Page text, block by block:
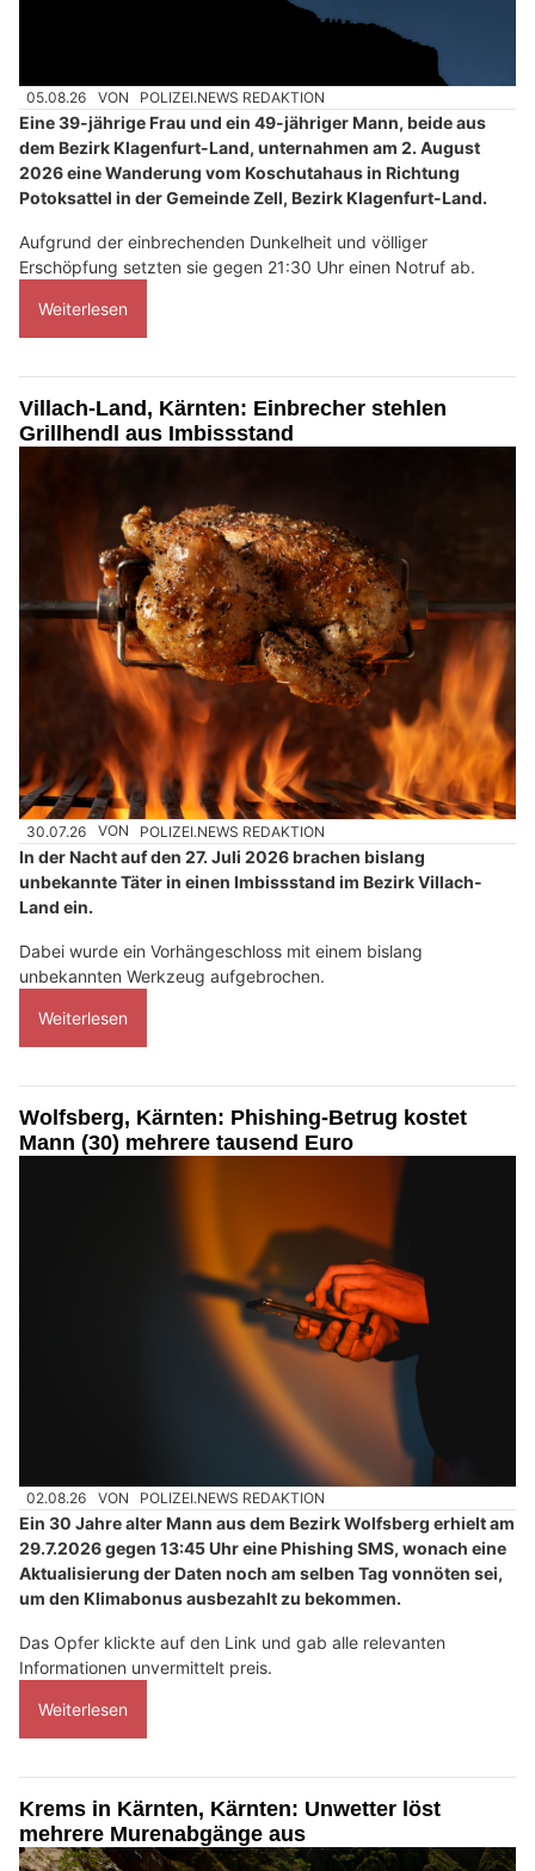
05.08.26 VON POLIZEI.NEWS REDAKTION
Eine 39-jährige Frau und ein 49-jähriger Mann, beide aus
dem Bezirk Klagenfurt-Land, unternahmen am 2. August
2026 eine Wanderung vom Koschutahaus in Richtung
Potoksattel in der Gemeinde Zell, Bezirk Klagenfurt-Land.
Aufgrund der einbrechenden Dunkelheit und völliger
Erschöpfung setzten sie gegen 21:30 Uhr einen Notruf ab.
Weiterlesen
Villach-Land, Kärnten: Einbrecher stehlen
Grillhendl aus Imbissstand
30.07.26 VON POLIZEI.NEWS REDAKTION
In der Nacht auf den 27. Juli 2026 brachen bislang
unbekannte Täter in einen Imbissstand im Bezirk Villach-
Land ein.
Dabei wurde ein Vorhängeschloss mit einem bislang
unbekannten Werkzeug aufgebrochen.
Weiterlesen
Wolfsberg, Kärnten: Phishing-Betrug kostet
Mann (30) mehrere tausend Euro
02.08.26 VON POLIZEI.NEWS REDAKTION
Ein 30 Jahre alter Mann aus dem Bezirk Wolfsberg erhielt am
29.7.2026 gegen 13:45 Uhr eine Phishing SMS, wonach eine
Aktualisierung der Daten noch am selben Tag vonnöten sei,
um den Klimabonus ausbezahlt zu bekommen.
Das Opfer klickte auf den Link und gab alle relevanten
Informationen unvermittelt preis.
Weiterlesen
Krems in Kärnten, Kärnten: Unwetter löst
mehrere Murenabgänge aus